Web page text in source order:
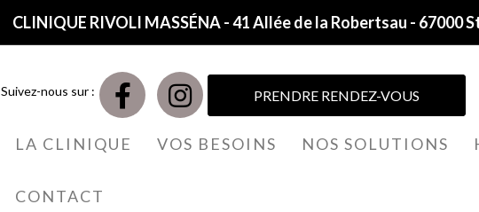
CLINIQUE RIVOLI MASSÉNA - 41 Allée de la Robertsau - 67000
Suivez-nous sur : PRENDRE RENDEZ-VOUS
LA CLINIQUE VOS BESOINS NOS SOLUTIONS
CONTACT